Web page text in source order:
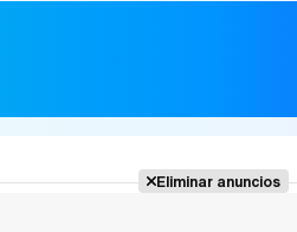
Eliminar anuncios